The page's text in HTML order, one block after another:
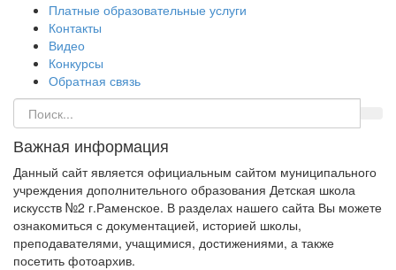
Платные образовательные услуги
Контакты
Видео
Конкурсы
Обратная связь
Важная информация
Данный сайт является официальным сайтом муниципального
учреждения дополнительного образования Детская школа
искусств №2 г.Раменское. В разделах нашего сайта Вы можете
ознакомиться с документацией, историей школы,
преподавателями, учащимися, достижениями, а также
посетить фотоархив.